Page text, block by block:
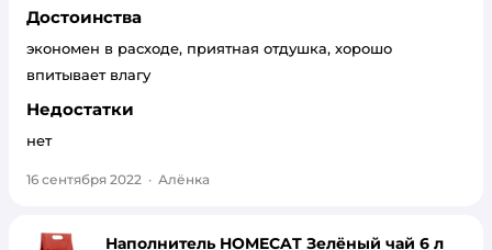
Достоинства
экономен в расходе, приятная отдушка, хорошо
впитывает влагу
Недостатки
нет
16 сентября 2022 · Алёнка
Наполнитель HOMECAT Зелёный чай 6 л